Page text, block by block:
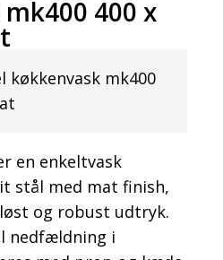
400 x
en enkeltvask
stål med mat finish,
og robust udtryk.
nedfældning i